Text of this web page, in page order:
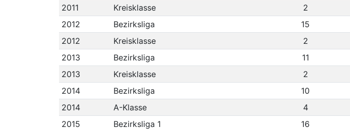
2011
Kreisklasse 2
2012
Bezirksliga 15
2012
Kreisklasse 2
2013
Bezirksliga 11
2013
Kreisklasse 2
2014
Bezirksliga 10
2014
A-Klasse 4
2015
Bezirksliga 1 16